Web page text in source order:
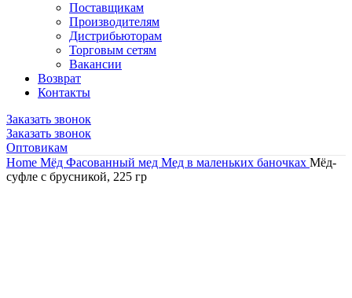
Поставщикам
Производителям
Дистрибьюторам
Торговым сетям
Вакансии
Возврат
Контакты
Заказать звонок
Заказать звонок
Оптовикам
Home Мёд Фасованный мед Мед в маленьких баночках Мёд-
суфле с брусникой, 225 гр